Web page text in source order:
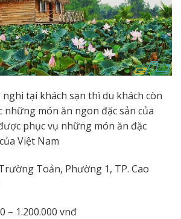
tại khách sạn thì du khách còn
món ăn ngon đặc sản của
phục vụ những món ăn đặc
Việt Nam
Toản, Phường 1, TP. Cao
– 1.200.000 vnđ